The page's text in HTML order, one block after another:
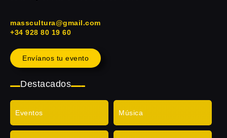
masscultura@gmail.com
+34 928 80 19 60
Envíanos tu evento
Destacados
Eventos Música